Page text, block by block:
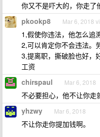
你又不是吓大的，你走了
pkookp8 Mar 6, 2018
1,假使你违法，他怎么追
2,可以肯定你不会违法。
3,提离职，撕破脸也好，
工资
chirspaul Mar 6, 2018
不必要担心，他不让你走
yhzwy Mar 6, 2018
不让你走你提加钱啊。